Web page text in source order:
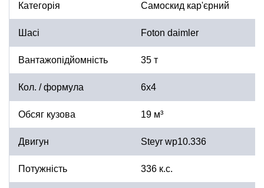
Категорія Самоскид кар'єрний
Шасі Foton daimler
Вантажопідйомність 35 т
Кол. / формула 6х4
Обсяг кузова 19 м³
Двигун Steyr wp10.336
Потужність 336 к.с.